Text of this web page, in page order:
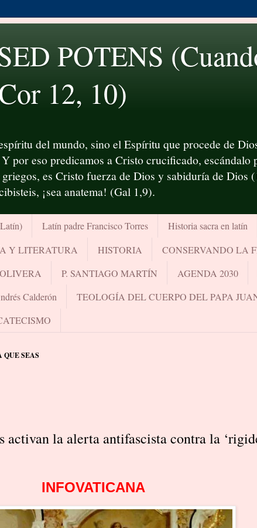
POTENS
12, 10)
del mundo, sino el Espíritu que procede de
por eso predicamos a Cristo crucificado,
es Cristo fuerza de Dios y sabiduría de
¡sea anatema! (Gal 1,9).
Latín padre Francisco Torres Historia sacra en latín
Y LITERATURA HISTORIA CONSERVANDO LA
P. SANTIAGO MARTÍN AGENDA 2030
Calderón
TEOLOGÍA DEL CUERPO DEL PAPA
QUE SEAS
activan la alerta antifascista contra la
INFOVATICANA